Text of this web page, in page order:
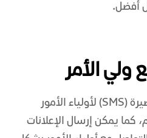
أفضل.
ولي الأمر
قصيرة (SMS) لأولياء الأمور
كما يمكن إرسال الإعلانات